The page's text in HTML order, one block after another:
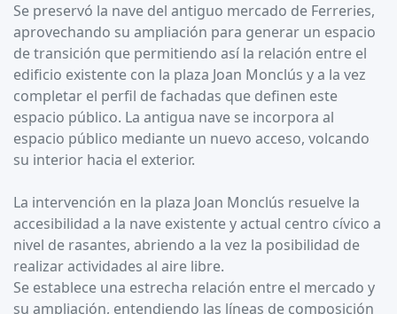
Se preservó la nave del antiguo mercado de Ferreries,
aprovechando su ampliación para generar un espacio
de transición que permitiendo así la relación entre el
edificio existente con la plaza Joan Monclús y a la vez
completar el perfil de fachadas que definen este
espacio público. La antigua nave se incorpora al
espacio público mediante un nuevo acceso, volcando
su interior hacia el exterior.
La intervención en la plaza Joan Monclús resuelve la
accesibilidad a la nave existente y actual centro cívico a
nivel de rasantes, abriendo a la vez la posibilidad de
realizar actividades al aire libre.
Se establece una estrecha relación entre el mercado y
su ampliación, entendiendo las líneas de composición